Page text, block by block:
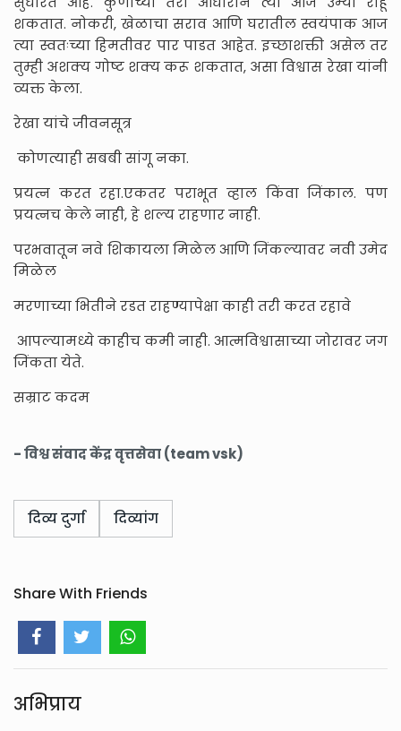
शकतात. नोकरी, खेळाचा सराव आणि घरातील स्वयंपाक आज
त्या स्वतःच्या हिमतीवर पार पाडत आहेत. इच्छाशक्ती असेल तर
तुम्ही अशक्य गोष्ट शक्य करू शकतात, असा विश्वास रेखा यांनी
व्यक्त केला.
रेखा यांचे जीवनसूत्र
कोणत्याही सबबी सांगू नका.
प्रयत्न करत रहा.एकतर पराभूत व्हाल किंवा जिंकाल. पण
प्रयत्नच केले नाही, हे शल्य राहणार नाही.
परभवातून नवे शिकायला मिळेल आणि जिंकल्यावर नवी उमेद
मिळेल
मरणाच्या भितीने रडत राहण्यापेक्षा काही तरी करत रहावे
आपल्यामध्ये काहीच कमी नाही. आत्मविश्वासाच्या जोरावर जग
जिंकता येते.
सम्राट कदम
- विश्व संवाद केंद्र वृत्तसेवा (team vsk)
दिव्य दुर्गा दिव्यांग
Share With Friends
अभिप्राय